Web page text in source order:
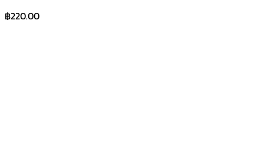
฿220.00